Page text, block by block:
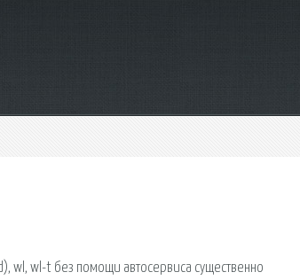
wl, wl-t без помощи автосервиса существенно